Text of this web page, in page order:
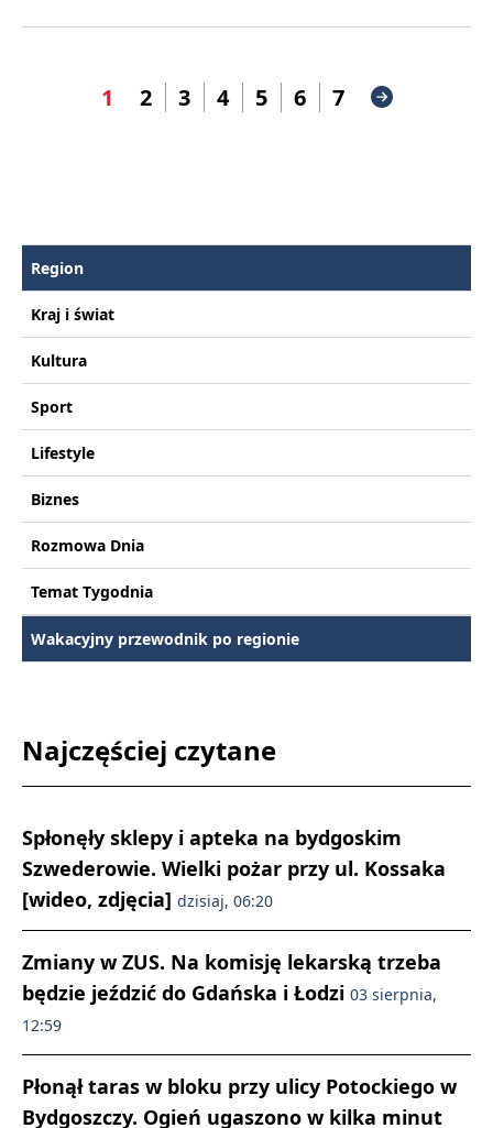
1 2 3 4 5 6 7
Region
Kraj i świat
Kultura
Sport
Lifestyle
Biznes
Rozmowa Dnia
Temat Tygodnia
Wakacyjny przewodnik po regionie
Najczęściej czytane
Spłonęły sklepy i apteka na bydgoskim
Szwederowie. Wielki pożar przy ul. Kossaka
[wideo, zdjęcia] dzisiaj, 06:20
Zmiany w ZUS. Na komisję lekarską trzeba
będzie jeździć do Gdańska i Łodzi 03 sierpnia,
12:59
Płonął taras w bloku przy ulicy Potockiego w
Bydgoszczy. Ogień ugaszono w kilka minut